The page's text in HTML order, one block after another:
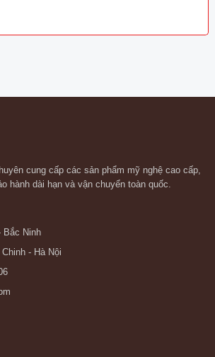
cung cấp các sản phẩm mỹ nghệ cao cấp,
hành dài hạn và vận chuyển toàn quốc.
Bắc Ninh
- Hà Nội